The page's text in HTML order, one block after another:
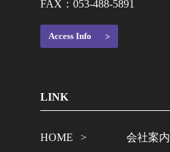
FAX：053-488-5891
Access Info
LINK
HOME 会社案内